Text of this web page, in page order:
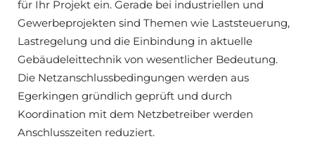
für Ihr Projekt ein. Gerade bei industriellen und
Gewerbeprojekten sind Themen wie Laststeuerung,
Lastregelung und die Einbindung in aktuelle
Gebäudeleittechnik von wesentlicher Bedeutung.
Die Netzanschlussbedingungen werden aus
Egerkingen gründlich geprüft und durch
Koordination mit dem Netzbetreiber werden
Anschlusszeiten reduziert.